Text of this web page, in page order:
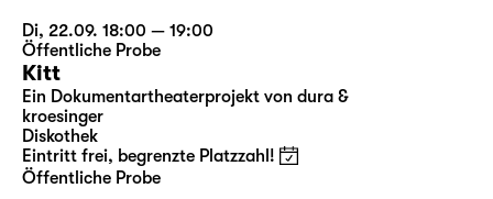
Di, 22.09. 18:00 — 19:00
Öffentliche Probe
Kitt
Ein Dokumentartheaterprojekt von dura &
kroesinger
Diskothek
Eintritt frei, begrenzte Platzzahl!
Öffentliche Probe